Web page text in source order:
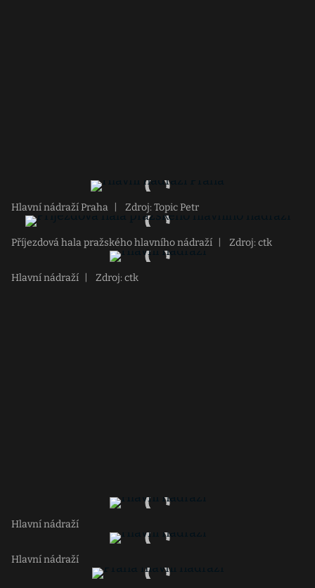
Hlavní nádraží Praha Zdroj: Topic Petr
Příjezdová hala pražského hlavního nádraží Zdroj: ctk
Hlavní nádraží Zdroj: ctk
Hlavní nádraží
Hlavní nádraží